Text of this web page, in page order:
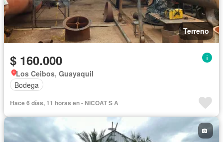
Terreno
$ 160.000
Los Ceibos, Guayaquil
Bodega
Hace 6 días, 11 horas en - NICOAT S A